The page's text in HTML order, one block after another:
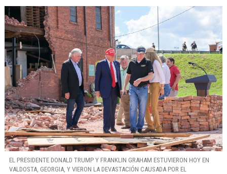
EL PRESIDENTE DONALD TRUMP Y FRANKLIN GRAHAM ESTUVIERON HOY EN
VALDOSTA, GEORGIA, Y VIERON LA DEVASTACIÓN CAUSADA POR EL